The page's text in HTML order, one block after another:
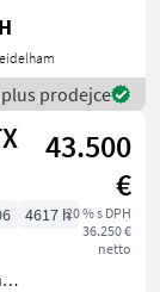
prodejce
43.500
€
20 % s DPH
36.250 €
netto
4617 h